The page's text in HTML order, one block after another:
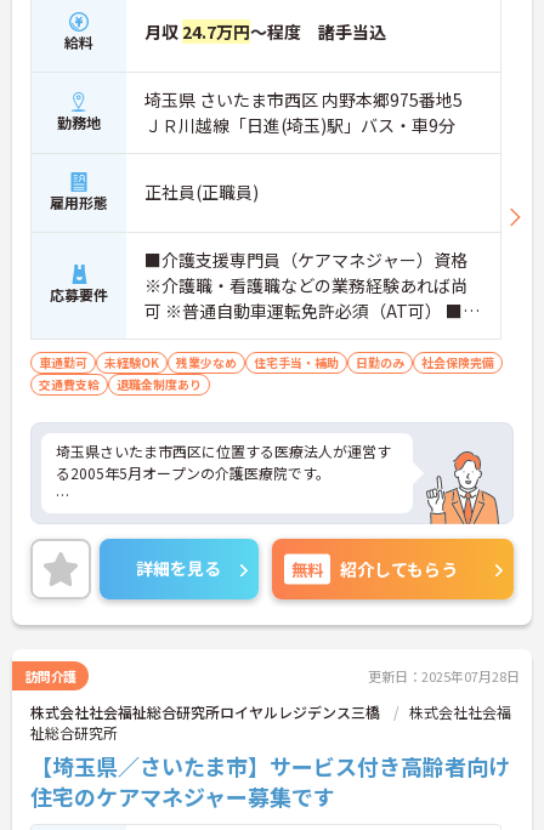
給料 月収 24.7万円～程度 諸手当込
勤務地
埼玉県 さいたま市西区 内野本郷975番地5
ＪＲ川越線「日進(埼玉)駅」バス・車9分
雇用形態 正社員(正職員)
応募要件
■介護支援専門員（ケアマネジャー）資格
※介護職・看護職などの業務経験あれば尚
可 ※普通自動車運転免許必須（AT可） ■P
Cの基本操作
車通勤可 未経験OK 残業少なめ 住宅手当・補助 日勤のみ
社会保険完備
交通費支給
退職金制度あり
埼玉県さいたま市西区に位置する医療法人が運営す
る2005年5月オープンの介護医療院です。
福利厚生が整っておりますので安心して就業して頂
けます。
ご興味ある方には、面接対策ポイントなど、さらに
詳細をお話しいたしますのでお気軽にご相談くださ
い。
詳細を見る 無料 紹介してもらう
訪問介護 更新日：2025年07月28日
株式会社社会福祉総合研究所ロイヤルレジデンス三橋
株式会社社会福
祉総合研究所
【埼玉県／さいたま市】サービス付き高齢者向け
住宅のケアマネジャー募集です